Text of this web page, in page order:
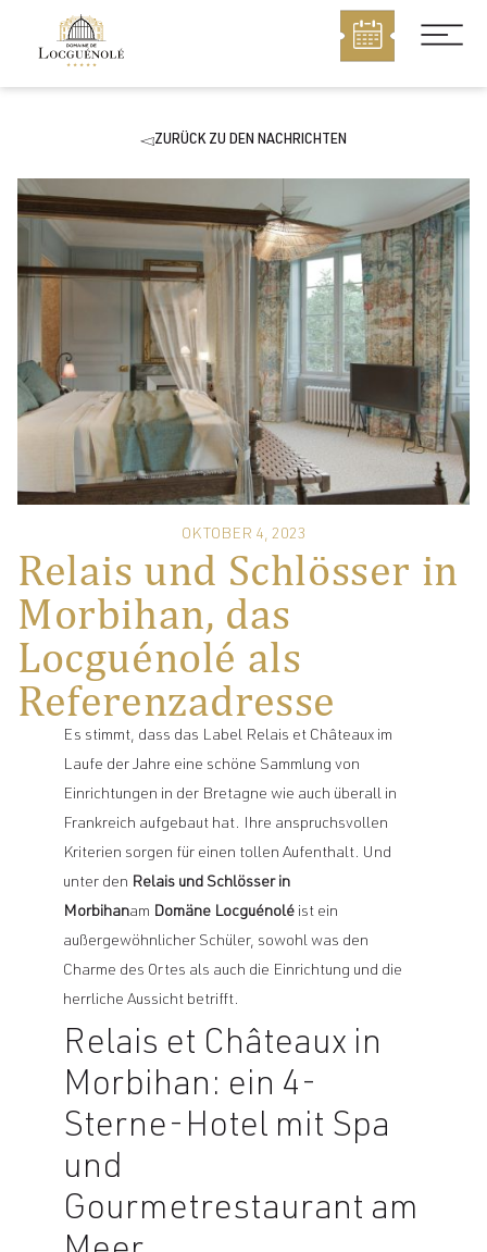
MENU
ZURÜCK ZU DEN NACHRICHTEN
OKTOBER 4, 2023
Relais und Schlösser in
Morbihan, das
Locguénolé als
Referenzadresse
Es stimmt, dass das Label Relais et Châteaux im
Laufe der Jahre eine schöne Sammlung von
Einrichtungen in der Bretagne wie auch überall in
Frankreich aufgebaut hat. Ihre anspruchsvollen
Kriterien sorgen für einen tollen Aufenthalt. Und
unter den Relais und Schlösser in
Morbihanam Domäne Locguénoléist ein
außergewöhnlicher Schüler, sowohl was den
Charme des Ortes als auch die Einrichtung und die
herrliche Aussicht betrifft.
Relais et Châteaux in
Morbihan: ein 4-
Sterne-Hotel mit Spa
und
Gourmetrestaurant am